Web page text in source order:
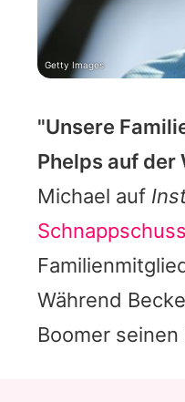
"Unsere
Phelps auf der
Michael auf
Schnappschuss
Während
Boomer
Getty Images